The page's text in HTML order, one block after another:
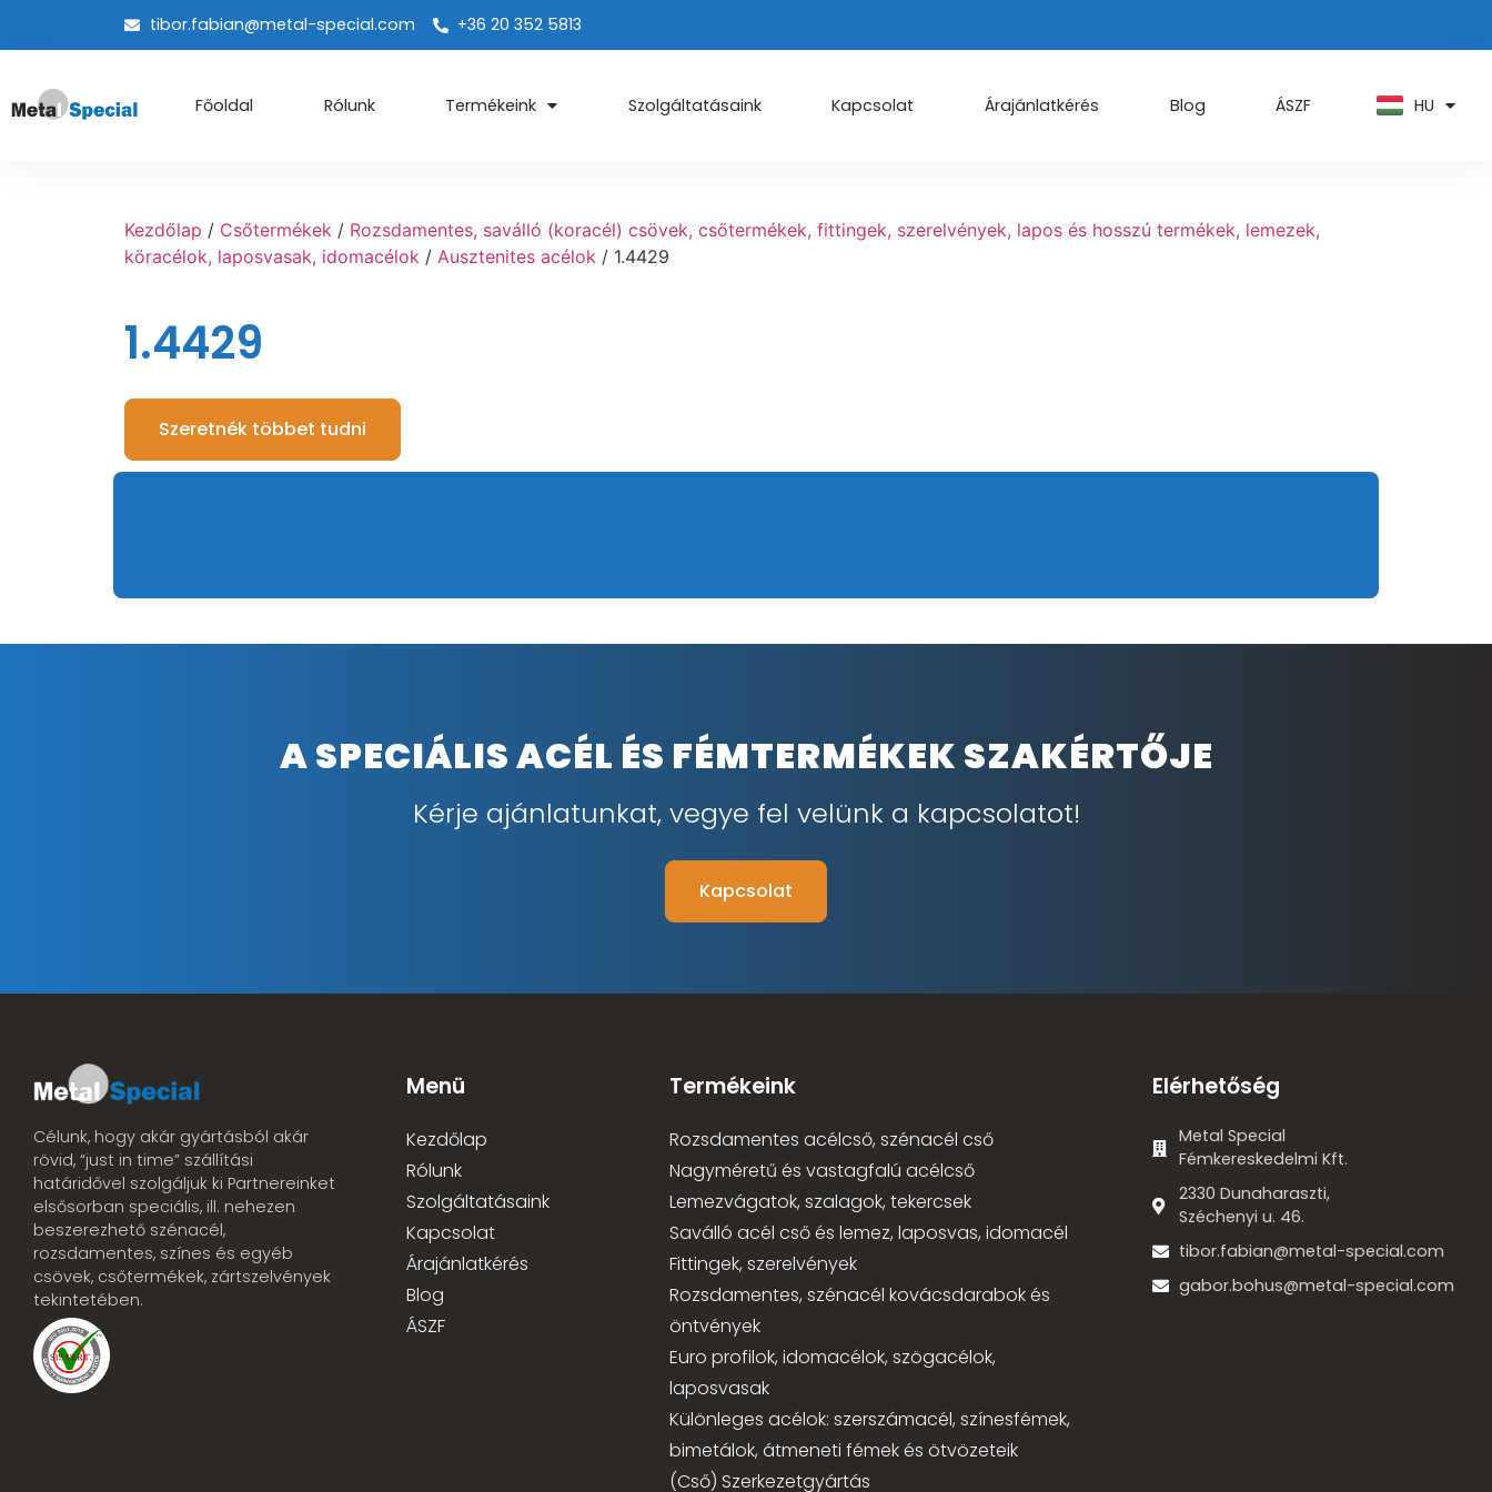
tibor.fabian@metal-special.com +36 20 352 5813
Főoldal Rólunk Termékeink Szolgáltatásaink Kapcsolat Árajánlatkérés Blog ÁSZF HU
AR
Kezdőlap / Csőtermékek / Rozsdamentes, saválló (koracél) csövek, csőtermékek, fittingek, szerelvények, lapos és hosszú termékek, lemezek,
köracélok, laposvasak, idomacélok / Ausztenites acélok / 1.4429
1.4429
Szeretnék többet tudni
A SPECIÁLIS ACÉL ÉS FÉMTERMÉKEK SZAKÉRTŐJE
Kérje ajánlatunkat, vegye fel velünk a kapcsolatot!
Kapcsolat
Célunk, hogy akár gyártásból akár
rövid, “just in time” szállítási
határidővel szolgáljuk ki Partnereinket
elsősorban speciális, ill. nehezen
beszerezhető szénacél,
rozsdamentes, színes és egyéb
csövek, csőtermékek, zártszelvények
tekintetében.
Menü
Kezdőlap
Rólunk
Szolgáltatásaink
Kapcsolat
Árajánlatkérés
Blog
ÁSZF
Termékeink
Rozsdamentes acélcső, szénacél cső
Nagyméretű és vastagfalú acélcső
Lemezvágatok, szalagok, tekercsek
Saválló acél cső és lemez, laposvas, idomacél
Fittingek, szerelvények
Rozsdamentes, szénacél kovácsdarabok és
öntvények
Euro profilok, idomacélok, szögacélok,
laposvasak
Különleges acélok: szerszámacél, színesfémek,
bimetálok, átmeneti fémek és ötvözeteik
(Cső) Szerkezetgyártás
Elérhetőség
Metal Special
Fémkereskedelmi Kft.
2330 Dunaharaszti,
Széchenyi u. 46.
tibor.fabian@metal-special.com
gabor.bohus@metal-special.com